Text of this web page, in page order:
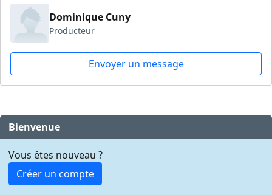
Dominique Cuny
Producteur
Envoyer un message
Bienvenue
Vous êtes nouveau ?
Créer un compte